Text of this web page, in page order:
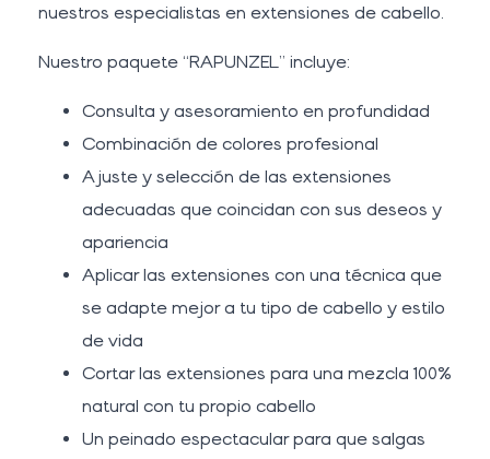
nuestros especialistas en extensiones de cabello.
Nuestro paquete “RAPUNZEL” incluye:
Consulta y asesoramiento en profundidad
Combinación de colores profesional
Ajuste y selección de las extensiones
adecuadas que coincidan con sus deseos y
apariencia
Aplicar las extensiones con una técnica que
se adapte mejor a tu tipo de cabello y estilo
de vida
Cortar las extensiones para una mezcla 100%
natural con tu propio cabello
Un peinado espectacular para que salgas